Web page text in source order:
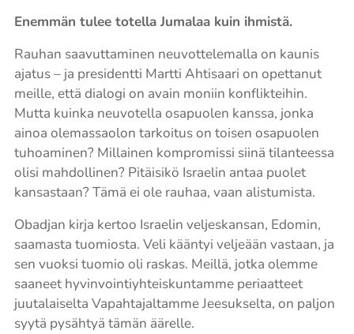
Enemmän tulee totella Jumalaa kuin ihmistä.
Rauhan saavuttaminen neuvottelemalla on kaunis
ajatus – ja presidentti Martti Ahtisaari on opettanut
meille, että dialogi on avain moniin konflikteihin.
Mutta kuinka neuvotella osapuolen kanssa, jonka
ainoa olemassaolon tarkoitus on toisen osapuolen
tuhoaminen? Millainen kompromissi siinä tilanteessa
olisi mahdollinen? Pitäisikö Israelin antaa puolet
kansastaan? Tämä ei ole rauhaa, vaan alistumista.
Obadjan kirja kertoo Israelin veljeskansan, Edomin,
saamasta tuomiosta. Veli kääntyi veljeään vastaan, ja
sen vuoksi tuomio oli raskas. Meillä, jotka olemme
saaneet hyvinvointiyhteiskuntamme periaatteet
juutalaiselta Vapahtajaltamme Jeesukselta, on paljon
syytä pysähtyä tämän äärelle.